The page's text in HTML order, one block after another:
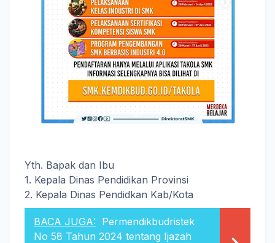
Yth. Bapak dan Ibu
1. Kepala Dinas Pendidikan Provinsi
2. Kepala Dinas Pendidkan Kab/Kota
BACA JUGA: Permendikbudristek
No 58 Tahun 2024 tentang Ijazah